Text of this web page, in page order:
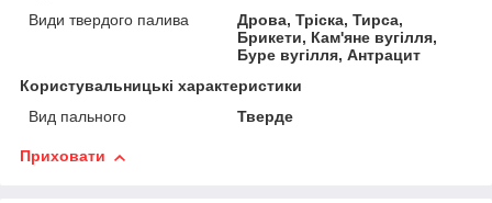
Види твердого палива
Дрова, Тріска, Тирса,
Брикети, Кам'яне вугілля,
Буре вугілля, Антрацит
Користувальницькі характеристики
Вид пального
Тверде
Приховати